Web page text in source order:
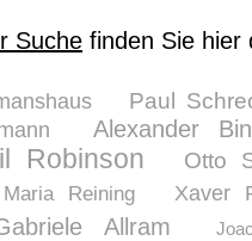
Suche finden Sie hier
Paul
Alexander
Robinson Otto
Maria Reining Xaver
Allram